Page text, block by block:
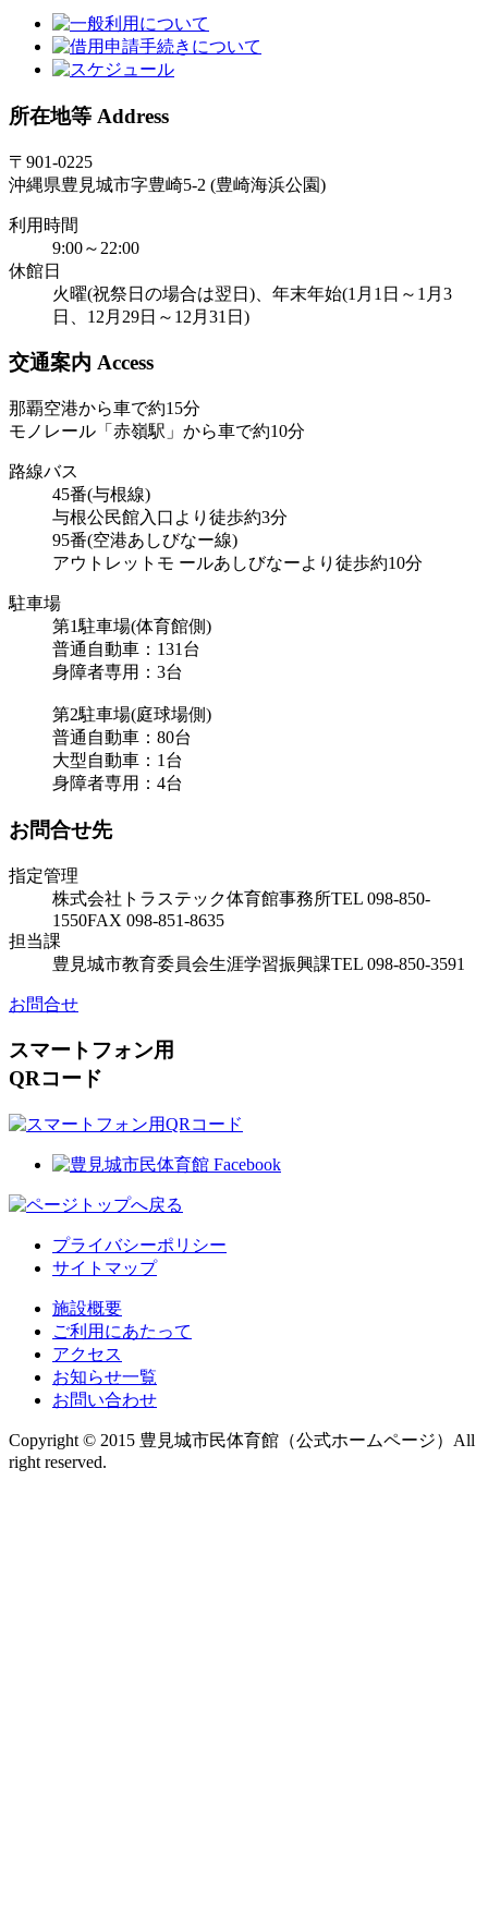
所在地等 Address
〒901-0225
沖縄県豊見城市字豊崎5-2 (豊崎海浜公園)
利用時間
9:00～22:00
休館日
火曜(祝祭日の場合は翌日)、年末年始(1月1日～1月3
日、12月29日～12月31日)
交通案内 Access
那覇空港から車で約15分
モノレール「赤嶺駅」から車で約10分
路線バス
45番(与根線)
与根公民館入口より徒歩約3分
95番(空港あしびなー線)
アウトレットモ ールあしびなーより徒歩約10分
駐車場
第1駐車場(体育館側)
普通自動車：131台
身障者専用：3台
第2駐車場(庭球場側)
普通自動車：80台
大型自動車：1台
身障者専用：4台
お問合せ先
指定管理
株式会社トラステック体育館事務所TEL 098-850-
1550FAX 098-851-8635
担当課
豊見城市教育委員会生涯学習振興課TEL 098-850-3591
お問合せ
スマートフォン用
QRコード
プライバシーポリシー
サイトマップ
施設概要
ご利用にあたって
アクセス
お知らせ一覧
お問い合わせ
Copyright © 2015 豊見城市民体育館 （公式ホームページ） All
right reserved.